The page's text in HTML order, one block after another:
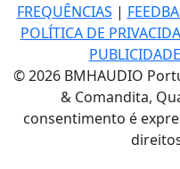
FREQUÊNCIAS |
POLÍTICA DE
PUBLICIDADE
© 2026 BMHAUDIO
& Comandita,
consentimento é